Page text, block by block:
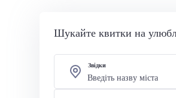
Шукайте квитки на
Звідки